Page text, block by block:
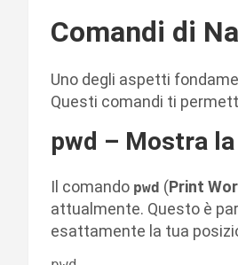
Comandi di
Uno degli aspetti
Questi comandi ti
pwd – Mostra
Il comando pwd (Print
attualmente. Questo è
esattamente la tua